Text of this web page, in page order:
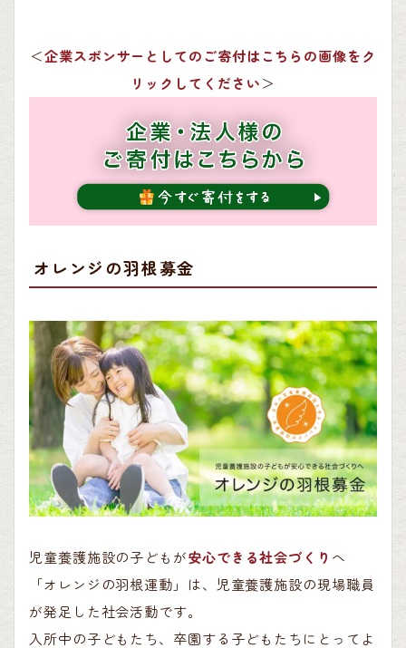
＜企業スポンサーとしてのご寄付はこちらの画像をク
リックしてください＞
オレンジの羽根募金
児童養護施設の子どもが安心できる社会づくり へ
「オレンジの羽根運動」は、児童養護施設の現場職員
が発足した社会活動です。
入所中の子どもたち、卒園する子どもたちにとってよ